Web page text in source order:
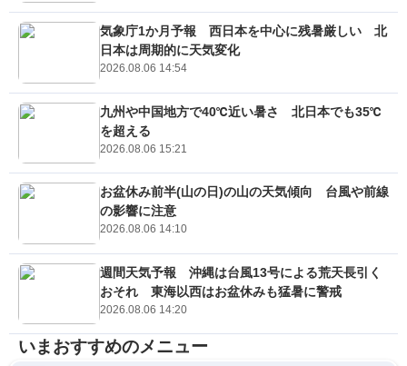
気象庁1か月予報 西日本を中心に残暑厳しい 北
日本は周期的に天気変化
2026.08.06 14:54
九州や中国地方で40℃近い暑さ 北日本でも35℃
を超える
2026.08.06 15:21
お盆休み前半(山の日)の山の天気傾向 台風や前線
の影響に注意
2026.08.06 14:10
週間天気予報 沖縄は台風13号による荒天長引く
おそれ 東海以西はお盆休みも猛暑に警戒
2026.08.06 14:20
いまおすすめのメニュー